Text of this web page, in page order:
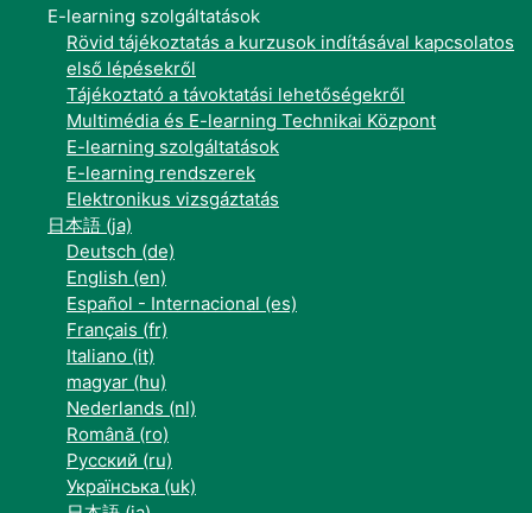
E-learning szolgáltatások
Rövid tájékoztatás a kurzusok indításával kapcsolatos
első lépésekről
Tájékoztató a távoktatási lehetőségekről
Multimédia és E-learning Technikai Központ
E-learning szolgáltatások
E-learning rendszerek
Elektronikus vizsgáztatás
日本語 ‎(ja)‎
Deutsch ‎(de)‎
English ‎(en)‎
Español - Internacional ‎(es)‎
Français ‎(fr)‎
Italiano ‎(it)‎
magyar ‎(hu)‎
Nederlands ‎(nl)‎
Română ‎(ro)‎
Русский ‎(ru)‎
Українська ‎(uk)‎